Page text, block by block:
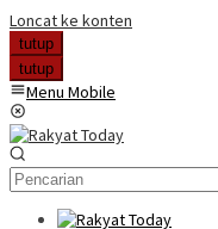
Loncat ke konten
tutup
tutup
Menu Mobile